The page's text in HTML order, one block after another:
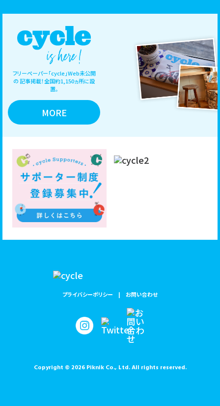
フリーペーパー「cycle」Web未公開
の記事掲載！全国約1,150ヵ所に設
置。
MORE
プライバシーポリシー お問い合わせ
Copyright © 2026 Piknik Co., Ltd. All rights reserved.